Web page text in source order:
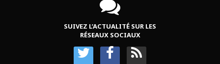
SUIVEZ L’ACTUALITÉ SUR LES
RÉSEAUX SOCIAUX